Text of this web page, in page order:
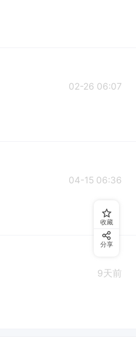
02-26 06:07
04-15 06:36
9天前
收藏
分享